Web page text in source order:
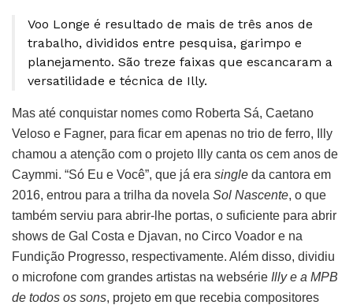
Voo Longe é resultado de mais de três anos de
trabalho, divididos entre pesquisa, garimpo e
planejamento. São treze faixas que escancaram a
versatilidade e técnica de Illy.
Mas até conquistar nomes como Roberta Sá, Caetano
Veloso e Fagner, para ficar em apenas no trio de ferro, Illy
chamou a atenção com o projeto Illy canta os cem anos de
Caymmi. “Só Eu e Você”, que já era single da cantora em
2016, entrou para a trilha da novela Sol Nascente, o que
também serviu para abrir-lhe portas, o suficiente para abrir
shows de Gal Costa e Djavan, no Circo Voador e na
Fundição Progresso, respectivamente. Além disso, dividiu
o microfone com grandes artistas na websérie Illy e a MPB
de todos os sons, projeto em que recebia compositores